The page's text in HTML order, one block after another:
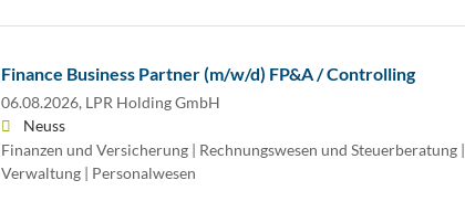
Finance Business Partner (m/w/d) FP&A / Controlling
06.08.2026, LPR Holding GmbH
Neuss
Finanzen und Versicherung | Rechnungswesen und Steuerberatung |
Verwaltung | Personalwesen